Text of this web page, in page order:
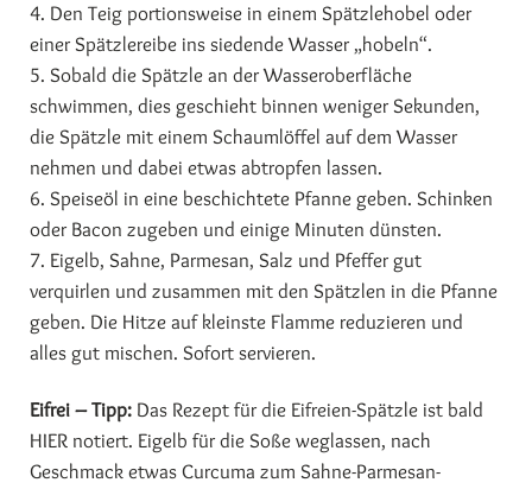
4. Den Teig portionsweise in einem Spätzlehobel oder
einer Spätzlereibe ins siedende Wasser „hobeln“.
5. Sobald die Spätzle an der Wasseroberfläche
schwimmen, dies geschieht binnen weniger Sekunden,
die Spätzle mit einem Schaumlöffel auf dem Wasser
nehmen und dabei etwas abtropfen lassen.
6. Speiseöl in eine beschichtete Pfanne geben. Schinken
oder Bacon zugeben und einige Minuten dünsten.
7. Eigelb, Sahne, Parmesan, Salz und Pfeffer gut
verquirlen und zusammen mit den Spätzlen in die Pfanne
geben. Die Hitze auf kleinste Flamme reduzieren und
alles gut mischen. Sofort servieren.
Eifrei – Tipp: Das Rezept für die Eifreien-Spätzle ist bald
HIER notiert. Eigelb für die Soße weglassen, nach
Geschmack etwas Curcuma zum Sahne-Parmesan-